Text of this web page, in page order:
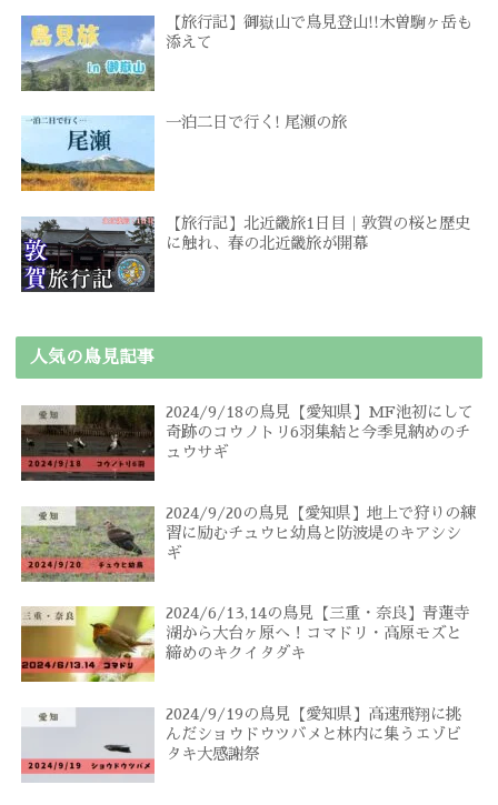
【旅行記】御嶽山で鳥見登山!!木曽駒ヶ岳も
添えて
一泊二日で行く! 尾瀬の旅
【旅行記】北近畿旅1日目｜敦賀の桜と歴史
に触れ、春の北近畿旅が開幕
人気の鳥見記事
2024/9/18の鳥見【愛知県】MF池初にして
奇跡のコウノトリ6羽集結と今季見納めのチ
ュウサギ
2024/9/20の鳥見【愛知県】地上で狩りの練
習に励むチュウヒ幼鳥と防波堤のキアシシ
ギ
2024/6/13,14の鳥見【三重・奈良】青蓮寺
湖から大台ヶ原へ！コマドリ・高原モズと
締めのキクイタダキ
2024/9/19の鳥見【愛知県】高速飛翔に挑
んだショウドウツバメと林内に集うエゾビ
タキ大感謝祭